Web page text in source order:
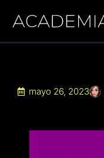
mayo 26, 2023